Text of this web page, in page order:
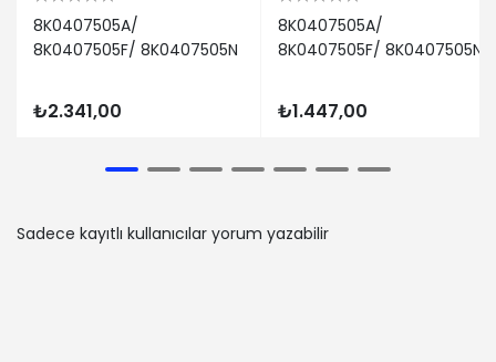
8K0407505A/
8K0407505F/ 8K0407505N
₺2.341,00
8K0407505A/
8K0407505F/ 8K0407505N
₺1.447,00
Sadece kayıtlı kullanıcılar yorum yazabilir